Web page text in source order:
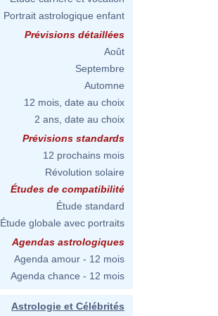
Portrait astrologique enfant
Prévisions détaillées
Août
Septembre
Automne
12 mois, date au choix
2 ans, date au choix
Prévisions standards
12 prochains mois
Révolution solaire
Études de compatibilité
Étude standard
Étude globale avec portraits
Agendas astrologiques
Agenda amour - 12 mois
Agenda chance - 12 mois
Astrologie et Célébrités